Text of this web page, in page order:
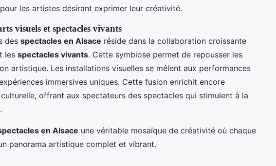
les artistes désirant exprimer leur créativité.
visuels et spectacles vivants
des spectacles en Alsace réside dans la collaboration croissante
les spectacles vivants. Cette symbiose permet de repousser les
artistique. Les installations visuelles se mêlent aux performances
immersives uniques. Cette fusion enrichit encore
offrant aux spectateurs des spectacles qui stimulent à la
en Alsace une véritable mosaïque de créativité où chaque
panorama artistique complet et vibrant.